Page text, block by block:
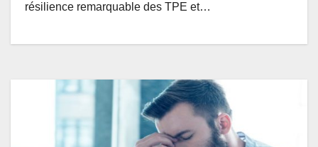
résilience remarquable des TPE et…